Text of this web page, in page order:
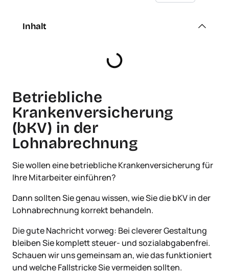
Inhalt
Betriebliche
Krankenversicherung
(bKV) in der
Lohnabrechnung
Sie wollen eine betriebliche Krankenversicherung für
Ihre Mitarbeiter einführen?
Dann sollten Sie genau wissen, wie Sie die bKV in der
Lohnabrechnung korrekt behandeln.
Die gute Nachricht vorweg: Bei cleverer Gestaltung
bleiben Sie komplett steuer- und sozialabgabenfrei.
Schauen wir uns gemeinsam an, wie das funktioniert
und welche Fallstricke Sie vermeiden sollten.